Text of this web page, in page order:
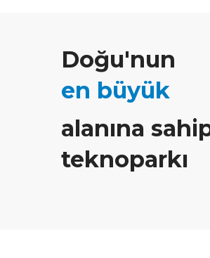
Doğu'nun
en büyük
alanına
teknoparkı